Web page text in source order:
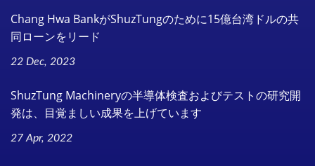
Chang Hwa BankがShuzTungのために15億台湾ドルの共
同ローンをリード
22 Dec, 2023
ShuzTung Machineryの半導体検査およびテストの研究開
発は、目覚ましい成果を上げています
27 Apr, 2022